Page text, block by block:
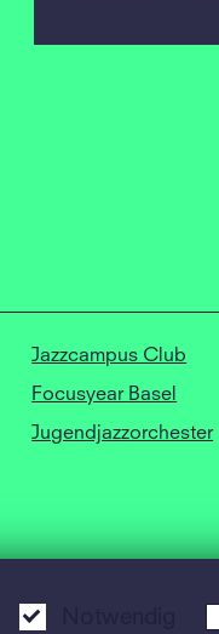
Jazzcampus Club
Focusyear Basel
Jugendjazzorchester